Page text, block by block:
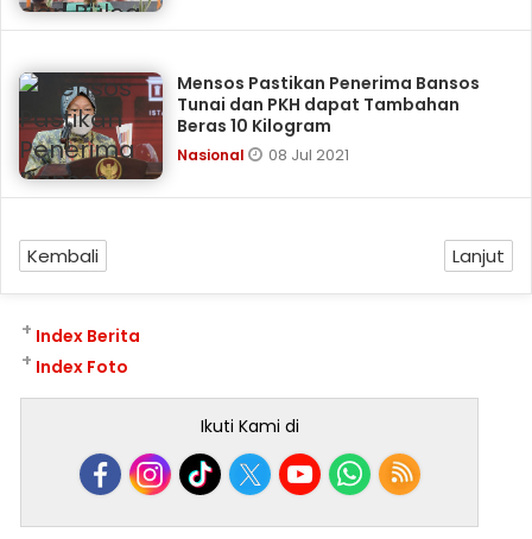
Mensos Pastikan Penerima Bansos
Tunai dan PKH dapat Tambahan
Beras 10 Kilogram
Nasional 08 Jul 2021
Kembali Lanjut
Index Berita
+
Index Foto
+
Ikuti Kami di